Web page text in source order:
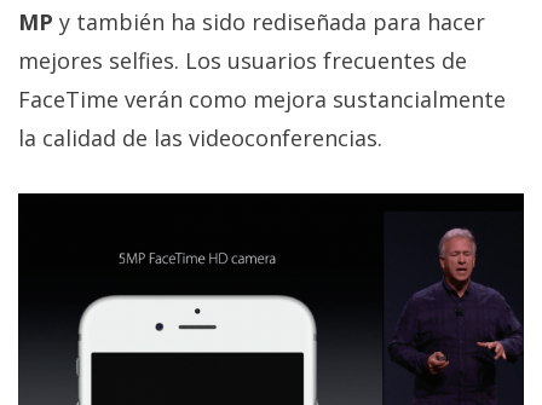
MP y también ha sido rediseñada para hacer
mejores selfies. Los usuarios frecuentes de
FaceTime verán como mejora sustancialmente
la calidad de las videoconferencias.